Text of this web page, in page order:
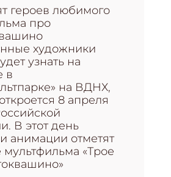
героев любимого
про
художники
узнать на
в
на ВДНХ,
8 апреля
В этот день
анимации отметят
мультфильма «Трое